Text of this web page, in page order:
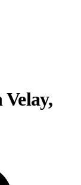
Velay,